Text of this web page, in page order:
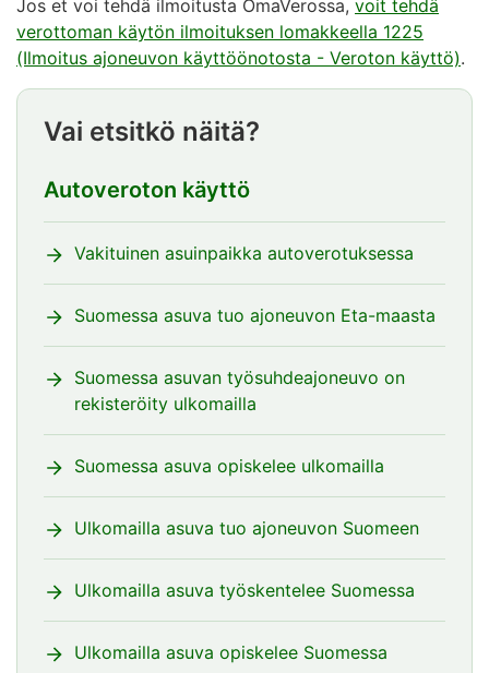
Jos et voi tehdä ilmoitusta OmaVerossa, voit tehdä
verottoman käytön ilmoituksen lomakkeella 1225
(Ilmoitus ajoneuvon käyttöönotosta - Veroton käyttö).
Vai etsitkö näitä?
Autoveroton käyttö
Vakituinen asuinpaikka autoverotuksessa
Suomessa asuva tuo ajoneuvon Eta-maasta
Suomessa asuvan työsuhdeajoneuvo on
rekisteröity ulkomailla
Suomessa asuva opiskelee ulkomailla
Ulkomailla asuva tuo ajoneuvon Suomeen
Ulkomailla asuva työskentelee Suomessa
Ulkomailla asuva opiskelee Suomessa